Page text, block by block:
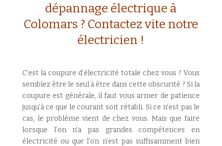
dépannage électrique à
Colomars ? Contactez vite notre
électricien !
C’est la coupure d’électricité totale chez vous ? Vous
semblez être le seul à être dans cette obscurité ? Si la
coupure est générale, il faut vous armer de patience
jusqu’à ce que le courant soit rétabli. Si ce n’est pas le
cas, le problème vient de chez vous. Mais que faire
lorsque l’on n’a pas grandes compétences en
électricité ou que l’on n’est pas suffisamment bien